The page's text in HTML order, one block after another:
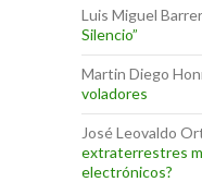
Luis Miguel
Silencio”
Martin Diego
voladores
José Leovaldo
extraterrestres
electrónicos?